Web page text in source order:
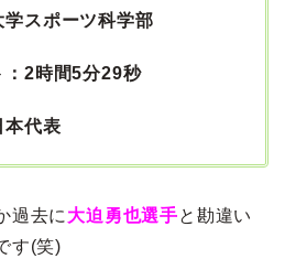
スポーツ科学部
：2時間5分29秒
本代表
過去に 大迫勇也選手と勘違い
す(笑)